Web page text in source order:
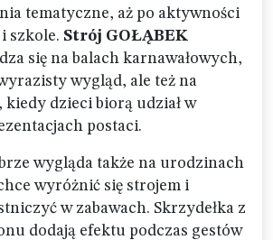
tematyczne, aż po aktywności
szkole. Strój GOŁĄBEK
się na balach karnawałowych,
wygląd, ale też na
, kiedy dzieci biorą udział w
postaci.
wygląda także na urodzinach
wyróżnić się strojem i
w zabawach. Skrzydełka z
dodają efektu podczas gestów